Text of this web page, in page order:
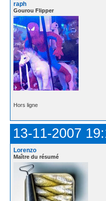
raph
Gourou Flipper
Hors ligne
13-11-2007
Lorenzo
Maître du résumé